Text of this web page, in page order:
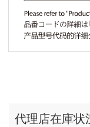
代理店在庫状